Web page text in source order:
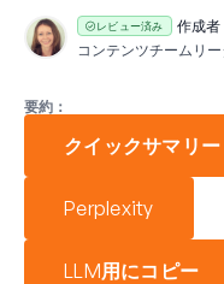
レビュー済み 作成者
コンテンツチームリー
要約：
クイックサマリー
Perplexity
LLM用にコピー